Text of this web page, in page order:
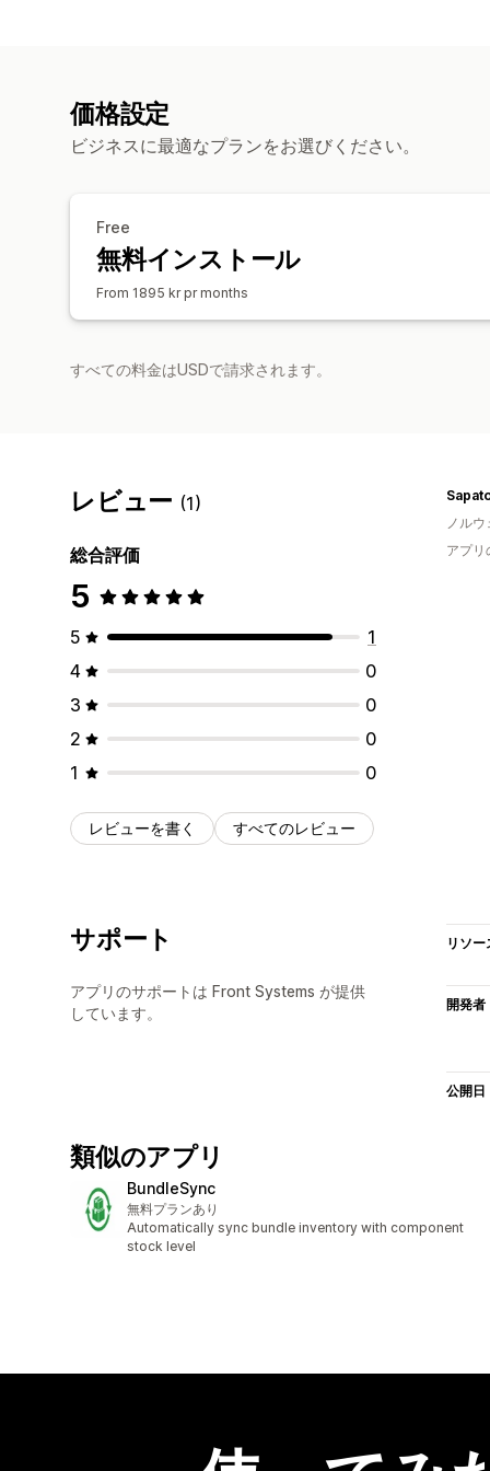
価格設定
ビジネスに最適なプランをお選びください。
Free
無料インストール
From 1895 kr pr months
すべての料金はUSDで請求されます。
レビュー (1)
総合評価
5
5
1
4
0
3
0
2
0
1
0
レビューを書く すべてのレビュー
ノル
アプリ
サポート
アプリのサポートは Front Systems が提供
しています。
リソー
開発者
公開日
類似のアプリ
BundleSync
無料プランあり
Automatically sync bundle inventory with component
stock level